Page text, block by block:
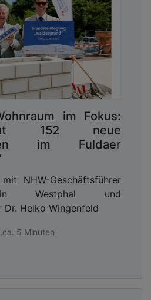
im Fokus:
152 neue
im Fuldaer
NHW-Geschäftsführer
Westphal und
Dr. Heiko Wingenfeld
5 Minuten